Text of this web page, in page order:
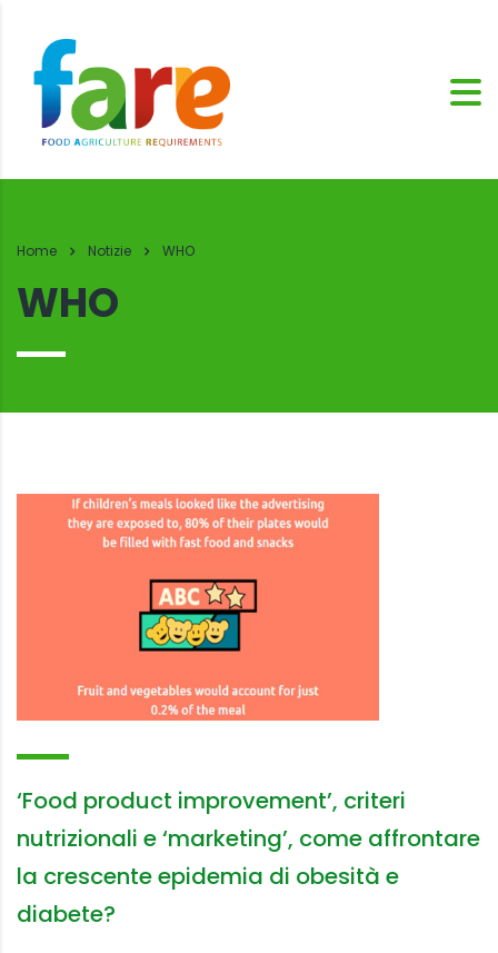
Home Notizie WHO
WHO
‘Food product improvement’, criteri
nutrizionali e ‘marketing’, come affrontare
la crescente epidemia di obesità e
diabete?